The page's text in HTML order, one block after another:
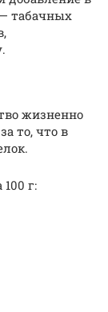
табачных
жизненно
то, что в
г: